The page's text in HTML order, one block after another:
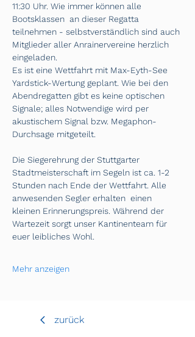
11:30 Uhr. Wie immer können alle
Bootsklassen  an dieser Regatta
teilnehmen - selbstverständlich sind auch
Mitglieder aller Anrainervereine herzlich
eingeladen.
Es ist eine Wettfahrt mit Max-Eyth-See
Yardstick-Wertung geplant. Wie bei den
Abendregatten gibt es keine optischen
Signale; alles Notwendige wird per
akustischem Signal bzw. Megaphon-
Durchsage mitgeteilt.
Die Siegerehrung der Stuttgarter
Stadtmeisterschaft im Segeln ist ca. 1-2
Stunden nach Ende der Wettfahrt. Alle
anwesenden Segler erhalten  einen
kleinen Erinnerungspreis. Während der
Wartezeit sorgt unser Kantinenteam für
euer leibliches Wohl.
Mehr anzeigen
zurück